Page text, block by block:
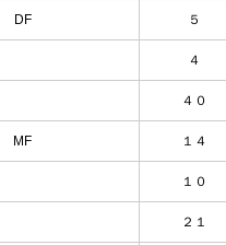
DF ５
４
４０
MF １４
１０
２１